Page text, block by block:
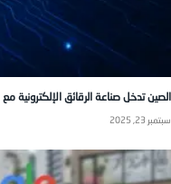
الصين تدخل صناعة الرقائق الإلكترونية
سبتمبر 23, 2025